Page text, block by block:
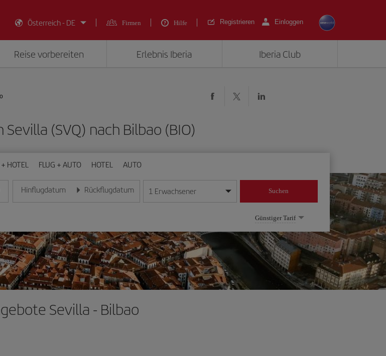
Österreich - DE
Firmen Hilfe Registrieren Einloggen
Reise vorbereiten Erlebnis Iberia Iberia Club
(SVQ) nach Bilbao (BIO)
HOTEL FLUG + AUTO HOTEL AUTO
Hinflugdatum
Geben Sie das Datum im Format Tag/Monat/Jahr ein
Rückflugdatum
Geben Sie das Datum im Format Tag/Monat/Jahr ein
1 Erwachsener Suchen
Günstiger Tarif
Sevilla - Bilbao